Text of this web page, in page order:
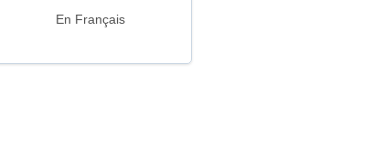
En Français